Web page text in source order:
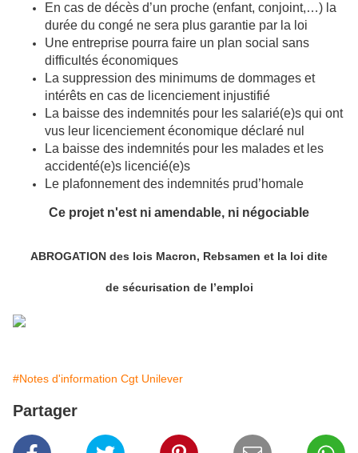
En cas de décès d’un proche (enfant, conjoint,…) la
durée du congé ne sera plus garantie par la loi
Une entreprise pourra faire un plan social sans
difficultés économiques
La suppression des minimums de dommages et
intérêts en cas de licenciement injustifié
La baisse des indemnités pour les salarié(e)s qui ont
vus leur licenciement économique déclaré nul
La baisse des indemnités pour les malades et les
accidenté(e)s licencié(e)s
Le plafonnement des indemnités prud’homale
Ce projet n'est ni amendable, ni négociable
ABROGATION des lois Macron, Rebsamen et la loi dite
de sécurisation de l’emploi
#Notes d'information Cgt Unilever
Partager